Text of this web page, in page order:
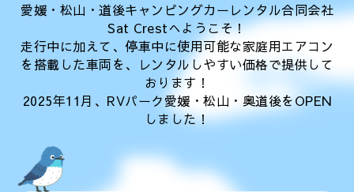
愛媛・松山・道後キャンピングカーレンタル合同会社
Sat Crestへようこそ！
走行中に加えて、停車中に使用可能な家庭用エアコン
を搭載した車両を、レンタルしやすい価格で提供して
おります！
2025年11月、RVパーク愛媛・松山・奥道後をOPEN
しました！